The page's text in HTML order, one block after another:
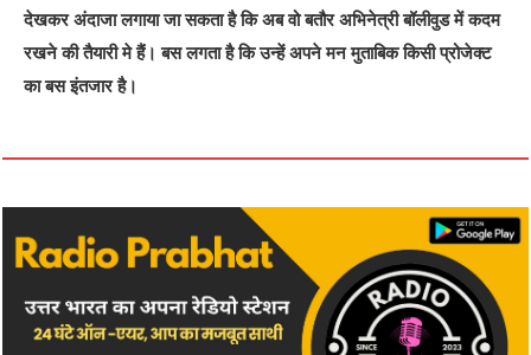
देखकर अंदाजा लगाया जा सकता है कि अब वो बतौर अभिनेत्री बॉलीवुड में कदम
रखने की तैयारी मे हैं। बस लगता है कि उन्हें अपने मन मुताबिक किसी प्रोजेक्ट
का बस इंतजार है।